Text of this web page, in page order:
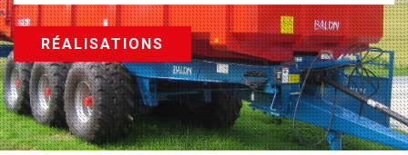
RÉALISATIONS